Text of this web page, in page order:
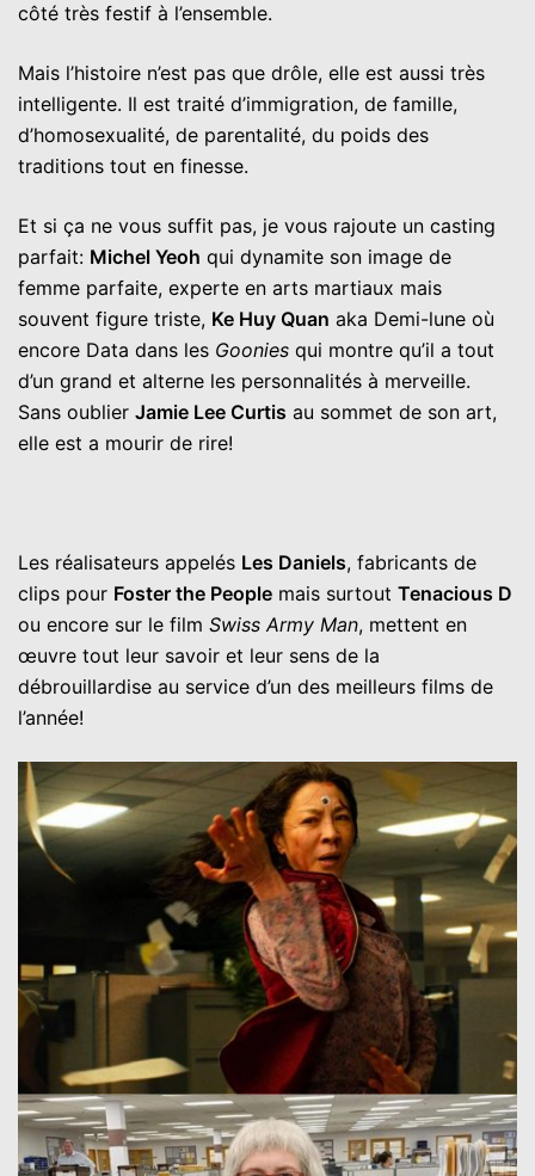
côté très festif à l’ensemble.
Mais l’histoire n’est pas que drôle, elle est aussi très
intelligente. Il est traité d’immigration, de famille,
d’homosexualité, de parentalité, du poids des
traditions tout en finesse.
Et si ça ne vous suffit pas, je vous rajoute un casting
parfait: Michel Yeoh qui dynamite son image de
femme parfaite, experte en arts martiaux mais
souvent figure triste, Ke Huy Quan aka Demi-lune où
encore Data dans les Goonies qui montre qu’il a tout
d’un grand et alterne les personnalités à merveille.
Sans oublier Jamie Lee Curtis au sommet de son art,
elle est a mourir de rire!
Les réalisateurs appelés Les Daniels, fabricants de
clips pour Foster the People mais surtout Tenacious D
ou encore sur le film Swiss Army Man, mettent en
œuvre tout leur savoir et leur sens de la
débrouillardise au service d’un des meilleurs films de
l’année!